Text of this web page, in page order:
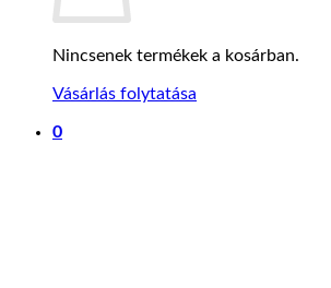
Nincsenek termékek a kosárban.
Vásárlás folytatása
0